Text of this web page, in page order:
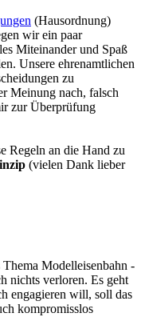
(Hausordnung)
wir ein paar
Miteinander und Spaß
Unsere ehrenamtlichen
zu
Meinung nach, falsch
zur Überprüfung
Regeln an die Hand zu
(vielen Dank lieber
Modelleisenbahn -
nichts verloren. Es geht
engagieren will, soll das
kompromisslos